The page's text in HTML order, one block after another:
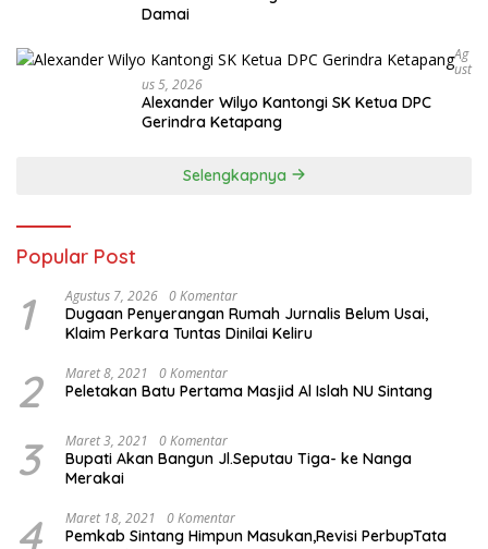
Damai
Ag
Ust
Us 5, 2026
Alexander Wilyo Kantongi SK Ketua DPC
Gerindra Ketapang
Selengkapnya
Popular Post
1 Agustus 7, 2026 0 Komentar
Dugaan Penyerangan Rumah Jurnalis Belum Usai,
Klaim Perkara Tuntas Dinilai Keliru
2 Maret 8, 2021 0 Komentar
Peletakan Batu Pertama Masjid Al Islah NU Sintang
3 Maret 3, 2021 0 Komentar
Bupati Akan Bangun Jl.Seputau Tiga- ke Nanga
Merakai
4 Maret 18, 2021 0 Komentar
Pemkab Sintang Himpun Masukan,Revisi PerbupTata